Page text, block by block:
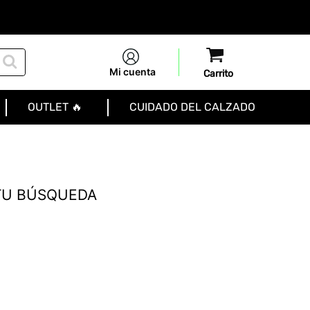
Mi cuenta
OUTLET 🔥 CUIDADO DEL CALZADO
BÚSQUEDA